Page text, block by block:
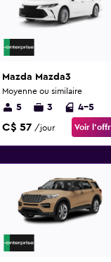
Mazda Mazda3
Moyenne ou similaire
5 3 4-5
C$ 57 /jour Voir